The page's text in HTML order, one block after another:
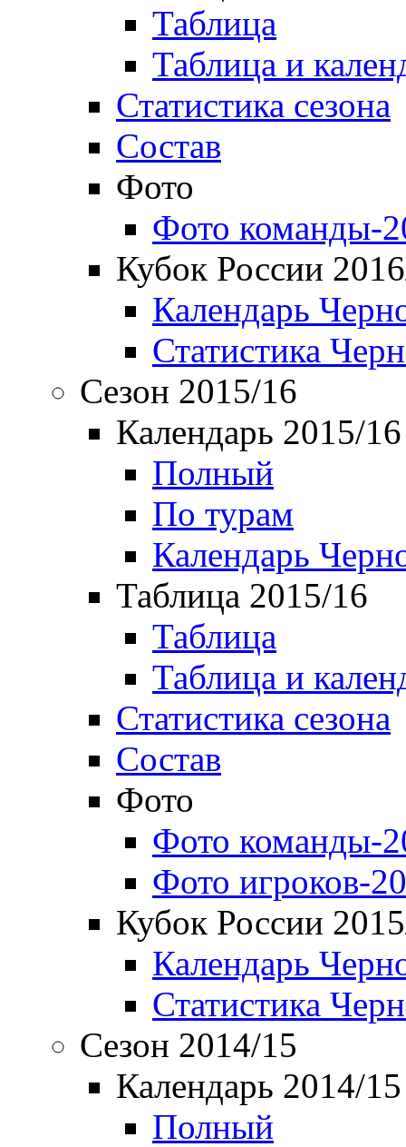
Таблица
Таблица и
Статистика сезона
Состав
Фото
Фото команды-
Кубок России
Календарь
Статистика
Сезон 2015/16
Календарь 2015/16
Полный
По турам
Календарь
Таблица 2015/16
Таблица
Таблица и
Статистика сезона
Состав
Фото
Фото команды-
Фото игроков-
Кубок России
Календарь
Статистика
Сезон 2014/15
Календарь 2014/15
Полный